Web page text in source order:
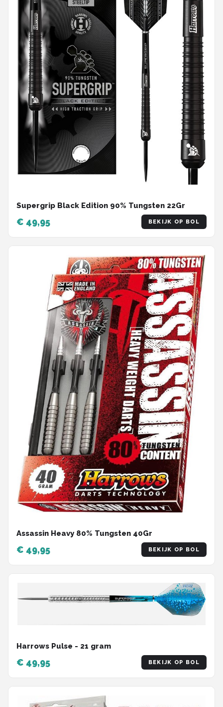
Supergrip Black Edition 90% Tungsten 22Gr
€ 49,95 BEKIJK OP BOL
Assassin Heavy 80% Tungsten 40Gr
€ 49,95 BEKIJK OP BOL
Harrows Pulse - 21 gram
€ 49,95 BEKIJK OP BOL